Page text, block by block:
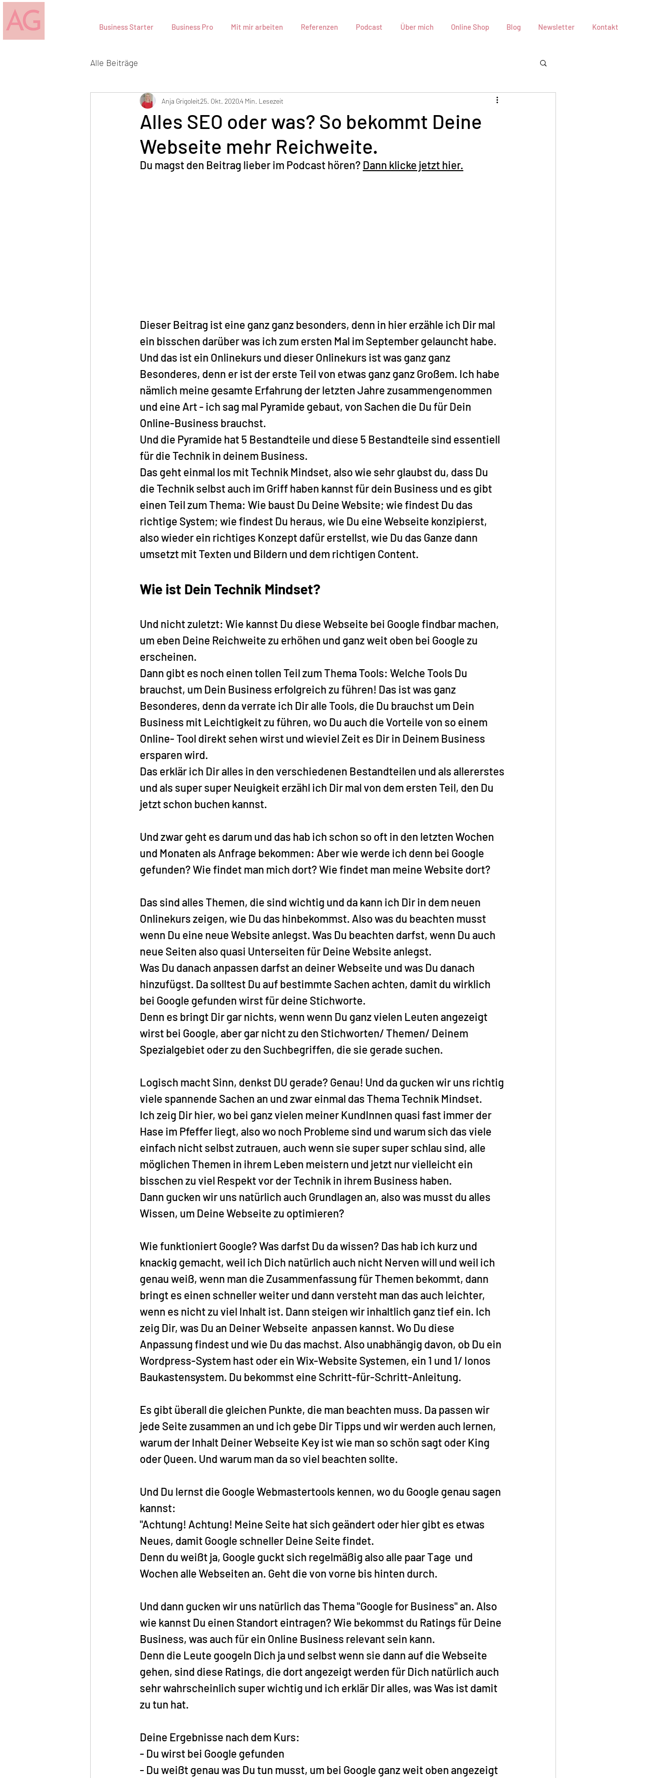
Business Starter Business Pro Mit mir arbeiten Referenzen Podcast Über mich Online Shop Blog Newsletter Kontakt
Alle Beiträge
Alles SEO oder was? So bekommt Deine
Webseite mehr Reichweite.
Anja Grigoleit25. Okt. 20204 Min. Lesezeit
Du magst den Beitrag lieber im Podcast hören? Dann klicke jetzt hier.
Dieser Beitrag ist eine ganz ganz besonders, denn in hier erzähle ich Dir mal
ein bisschen darüber was ich zum ersten Mal im September gelauncht habe.
Und das ist ein Onlinekurs und dieser Onlinekurs ist was ganz ganz
Besonderes, denn er ist der erste Teil von etwas ganz ganz Großem. Ich habe
nämlich meine gesamte Erfahrung der letzten Jahre zusammengenommen
und eine Art - ich sag mal Pyramide gebaut, von Sachen die Du für Dein
Online-Business brauchst.
Und die Pyramide hat 5 Bestandteile und diese 5 Bestandteile sind essentiell
für die Technik in deinem Business.
Das geht einmal los mit Technik Mindset, also wie sehr glaubst du, dass Du
die Technik selbst auch im Griff haben kannst für dein Business und es gibt
einen Teil zum Thema: Wie baust Du Deine Website; wie findest Du das
richtige System; wie findest Du heraus, wie Du eine Webseite konzipierst,
also wieder ein richtiges Konzept dafür erstellst, wie Du das Ganze dann
umsetzt mit Texten und Bildern und dem richtigen Content.
Wie ist Dein Technik Mindset?
Und nicht zuletzt: Wie kannst Du diese Webseite bei Google findbar machen,
um eben Deine Reichweite zu erhöhen und ganz weit oben bei Google zu
erscheinen.
Dann gibt es noch einen tollen Teil zum Thema Tools: Welche Tools Du
brauchst, um Dein Business erfolgreich zu führen! Das ist was ganz
Besonderes, denn da verrate ich Dir alle Tools, die Du brauchst um Dein
Business mit Leichtigkeit zu führen, wo Du auch die Vorteile von so einem
Online- Tool direkt sehen wirst und wieviel Zeit es Dir in Deinem Business
ersparen wird.
Das erklär ich Dir alles in den verschiedenen Bestandteilen und als allererstes
und als super super Neuigkeit erzähl ich Dir mal von dem ersten Teil, den Du
jetzt schon buchen kannst.
Und zwar geht es darum und das hab ich schon so oft in den letzten Wochen
und Monaten als Anfrage bekommen: Aber wie werde ich denn bei Google
gefunden? Wie findet man mich dort? Wie findet man meine Website dort?
Das sind alles Themen, die sind wichtig und da kann ich Dir in dem neuen
Onlinekurs zeigen, wie Du das hinbekommst. Also was du beachten musst
wenn Du eine neue Website anlegst. Was Du beachten darfst, wenn Du auch
neue Seiten also quasi Unterseiten für Deine Website anlegst.
Was Du danach anpassen darfst an deiner Webseite und was Du danach
hinzufügst. Da solltest Du auf bestimmte Sachen achten, damit du wirklich
bei Google gefunden wirst für deine Stichworte.
Denn es bringt Dir gar nichts, wenn wenn Du ganz vielen Leuten angezeigt
wirst bei Google, aber gar nicht zu den Stichworten/ Themen/ Deinem
Spezialgebiet oder zu den Suchbegriffen, die sie gerade suchen.
Logisch macht Sinn, denkst DU gerade? Genau! Und da gucken wir uns richtig
viele spannende Sachen an und zwar einmal das Thema Technik Mindset.
Ich zeig Dir hier, wo bei ganz vielen meiner KundInnen quasi fast immer der
Hase im Pfeffer liegt, also wo noch Probleme sind und warum sich das viele
einfach nicht selbst zutrauen, auch wenn sie super super schlau sind, alle
möglichen Themen in ihrem Leben meistern und jetzt nur vielleicht ein
bisschen zu viel Respekt vor der Technik in ihrem Business haben.
Dann gucken wir uns natürlich auch Grundlagen an, also was musst du alles
Wissen, um Deine Webseite zu optimieren?
Wie funktioniert Google? Was darfst Du da wissen? Das hab ich kurz und
knackig gemacht, weil ich Dich natürlich auch nicht Nerven will und weil ich
genau weiß, wenn man die Zusammenfassung für Themen bekommt, dann
bringt es einen schneller weiter und dann versteht man das auch leichter,
wenn es nicht zu viel Inhalt ist. Dann steigen wir inhaltlich ganz tief ein. Ich
zeig Dir, was Du an Deiner Webseite  anpassen kannst. Wo Du diese
Anpassung findest und wie Du das machst. Also unabhängig davon, ob Du ein
Wordpress-System hast oder ein Wix-Website Systemen, ein 1 und 1/ Ionos
Baukastensystem. Du bekommst eine Schritt-für-Schritt-Anleitung.
Es gibt überall die gleichen Punkte, die man beachten muss. Da passen wir
jede Seite zusammen an und ich gebe Dir Tipps und wir werden auch lernen,
warum der Inhalt Deiner Webseite Key ist wie man so schön sagt oder King
oder Queen. Und warum man da so viel beachten sollte.
Und Du lernst die Google Webmastertools kennen, wo du Google genau sagen
kannst:
"Achtung! Achtung! Meine Seite hat sich geändert oder hier gibt es etwas
Neues, damit Google schneller Deine Seite findet.
Denn du weißt ja, Google guckt sich regelmäßig also alle paar Tage  und
Wochen alle Webseiten an. Geht die von vorne bis hinten durch.
Und dann gucken wir uns natürlich das Thema "Google for Business" an. Also
wie kannst Du einen Standort eintragen? Wie bekommst du Ratings für Deine
Business, was auch für ein Online Business relevant sein kann.
Denn die Leute googeln Dich ja und selbst wenn sie dann auf die Webseite
gehen, sind diese Ratings, die dort angezeigt werden für Dich natürlich auch
sehr wahrscheinlich super wichtig und ich erklär Dir alles, was Was ist damit
zu tun hat.
Deine Ergebnisse nach dem Kurs:
- Du wirst bei Google gefunden
- Du weißt genau was Du tun musst, um bei Google ganz weit oben angezeigt